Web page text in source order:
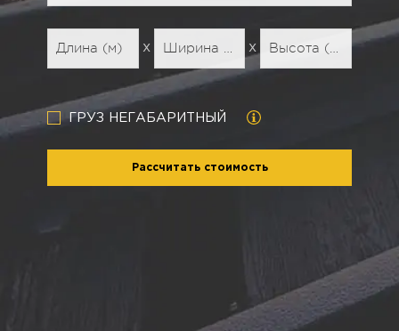
х х
ГРУЗ НЕГАБАРИТНЫЙ
Рассчитать стоимость